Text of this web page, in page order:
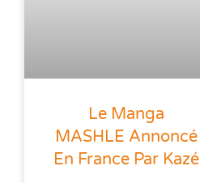
Le Manga
MASHLE Annoncé
En France Par Kazé